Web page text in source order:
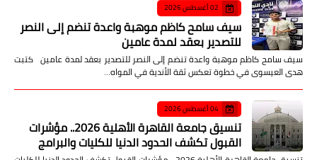
02 أغسطس 2026
سيف سامح كاظم موهبة واعدة تنضم إلى النصر
للتصدير بعقد لمدة عامين
سيف سامح كاظم موهبة واعدة تنضم إلى النصر للتصدير بعقد لمدة عامين كتبت
هدى العيسوى في خطوة تعكس ثقة الأندية في المواه…
04 أغسطس 2026
تنسيق جامعة القاهرة الأهلية 2026.. مؤشرات
القبول تكشف الحدود الدنيا للكليات والبرامج